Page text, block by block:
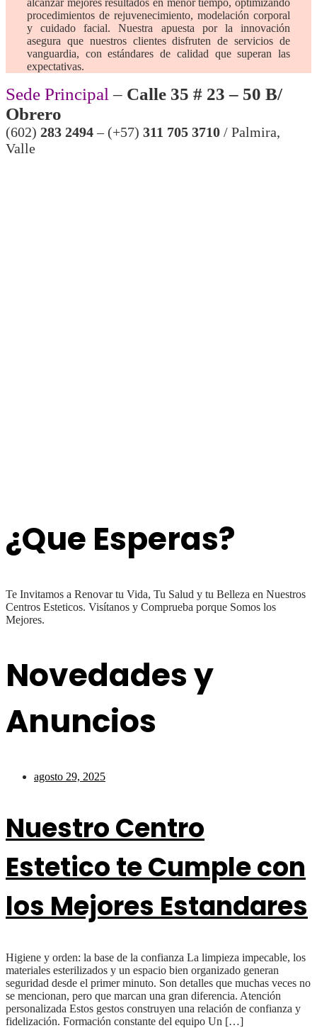
procedimientos de rejuvenecimiento, modelación corporal
y cuidado facial. Nuestra apuesta por la innovación
asegura que nuestros clientes disfruten de servicios de
vanguardia, con estándares de calidad que superan las
expectativas.
Sede Principal – Calle 35 # 23 – 50 B/
Obrero
(602) 283 2494– (+57) 311 705 3710 / Palmira,
Valle
¿Que Esperas?
Te Invitamos a Renovar tu Vida, Tu Salud y tu Belleza en Nuestros
Centros Esteticos. Visítanos y Comprueba porque Somos los
Mejores.
Novedades y
Anuncios
agosto 29, 2025
Nuestro Centro
Estetico te Cumple con
los Mejores Estandares
Higiene y orden: la base de la confianza La limpieza impecable, los
materiales esterilizados y un espacio bien organizado generan
seguridad desde el primer minuto. Son detalles que muchas veces no
se mencionan, pero que marcan una gran diferencia. Atención
personalizada Estos gestos construyen una relación de confianza y
fidelización. Formación constante del equipo Un […]